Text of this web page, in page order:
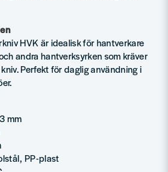
HVK är idealisk för hantverkare
andra hantverksyrken som kräver
Perfekt för daglig användning i
mm
PP-plast